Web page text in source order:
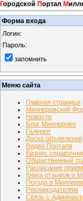
Городской Портал М
Форма входа
Логин:
Пароль:
запомнить
Меню сайта
Главная страница
Миллеровский
Новости
Блог Миллерово
Галерея
Доска объявлений
Видео Портала
Бизнес
Общественный
Расписание
Книга отзывов о
Погода в
Рекламодателям
Связь с